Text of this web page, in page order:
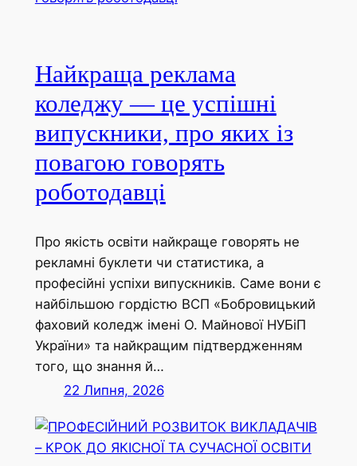
Найкраща реклама
коледжу — це успішні
випускники, про яких із
повагою говорять
роботодавці
Про якість освіти найкраще говорять не
рекламні буклети чи статистика, а
професійні успіхи випускників. Саме вони є
найбільшою гордістю ВСП «Бобровицький
фаховий коледж імені О. Майнової НУБіП
України» та найкращим підтвердженням
того, що знання й…
22 Липня, 2026